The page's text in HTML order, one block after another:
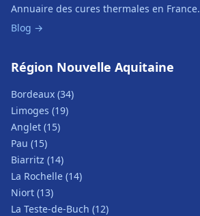
Annuaire des cures thermales en France.
Blog →
Région Nouvelle Aquitaine
Bordeaux (34)
Limoges (19)
Anglet (15)
Pau (15)
Biarritz (14)
La Rochelle (14)
Niort (13)
La Teste-de-Buch (12)